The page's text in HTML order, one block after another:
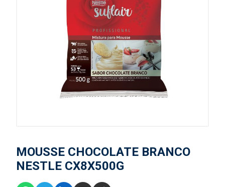
MOUSSE CHOCOLATE BRANCO
NESTLE CX8X500G